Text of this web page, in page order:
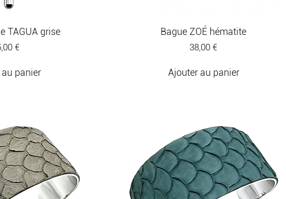
TAGUA grise
€
panier
Bague ZOÉ hématite
Prix
38,00 €
Ajouter au panier